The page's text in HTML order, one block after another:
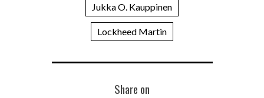
Jukka O. Kauppinen
Lockheed Martin
Share on